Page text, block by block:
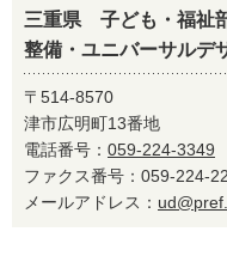
三重県 子ども・福祉
整備・ユニバーサルデ
〒514-8570
津市広明町13番地
電話番号： 059-224-3349
ファクス番号：059-224-
メールアドレス：